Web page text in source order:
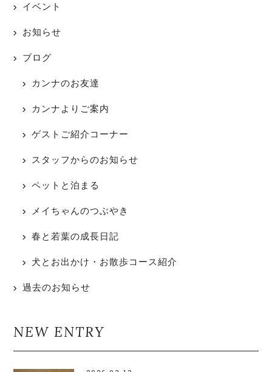
イベント
お知らせ
ブログ
カンナのお友達
カンナよりご案内
ゲストご紹介コーナー
スタッフからのお知らせ
ペットと泊まる
メイちゃんのつぶやき
春と若葉の成長日記
犬とお出かけ・お散歩コース紹介
過去のお知らせ
NEW ENTRY